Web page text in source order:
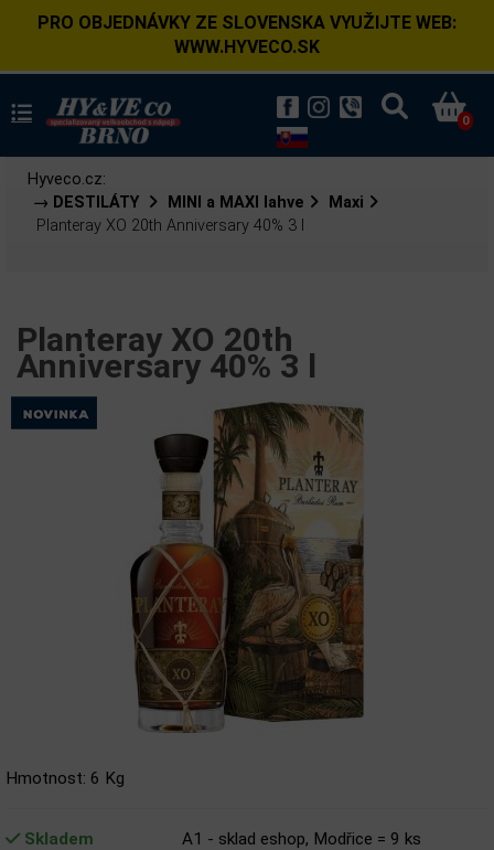
PRO OBJEDNÁVKY ZE SLOVENSKA VYUŽIJTE WEB:
WWW.HYVECO.SK
0
Hyveco.cz:
→ DESTILÁTY
MINI a MAXI lahve
Maxi
Planteray XO 20th Anniversary 40% 3 l
Planteray XO 20th
Anniversary 40% 3 l
Hmotnost: 6 Kg
Skladem
A1 - sklad eshop, Modřice = 9 ks